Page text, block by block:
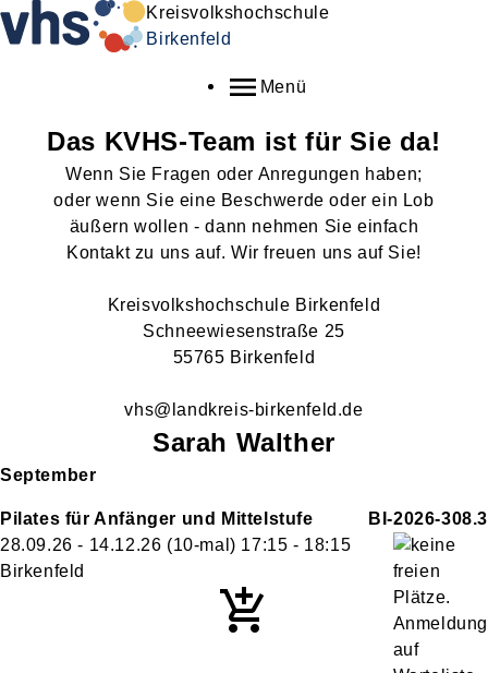
Kreisvolkshochschule
Birkenfeld
Menü
Das KVHS-Team ist für Sie da!
Wenn Sie Fragen oder Anregungen haben;
oder wenn Sie eine Beschwerde oder ein Lob
äußern wollen - dann nehmen Sie einfach
Kontakt zu uns auf. Wir freuen uns auf Sie!
Kreisvolkshochschule Birkenfeld
Schneewiesenstraße 25
55765 Birkenfeld
vhs@landkreis-birkenfeld.de
Sarah Walther
September
Pilates für Anfänger und Mittelstufe
BI-2026-308.3
28.09.26 - 14.12.26 (10-mal) 17:15 - 18:15
Birkenfeld